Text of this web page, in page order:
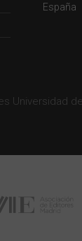
España
Universidad